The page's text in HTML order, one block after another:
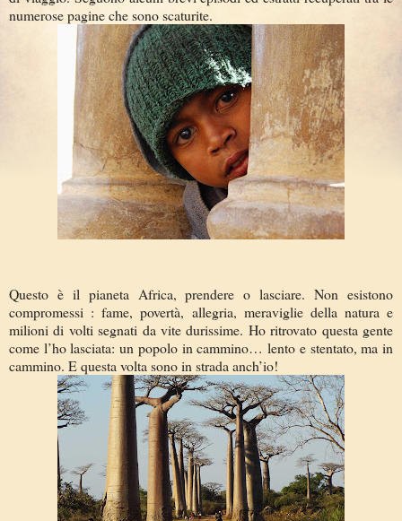
numerose pagine che sono scaturite.
Questo è il pianeta Africa, prendere o lasciare. Non esistono
compromessi : fame, povertà, allegria, meraviglie della natura e
milioni di volti segnati da vite durissime. Ho ritrovato questa gente
come l’ho lasciata: un popolo in cammino… lento e stentato, ma in
cammino. E questa volta sono in strada anch’io!